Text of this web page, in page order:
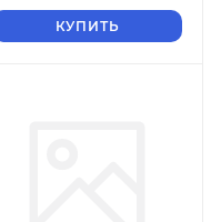
КУПИТЬ